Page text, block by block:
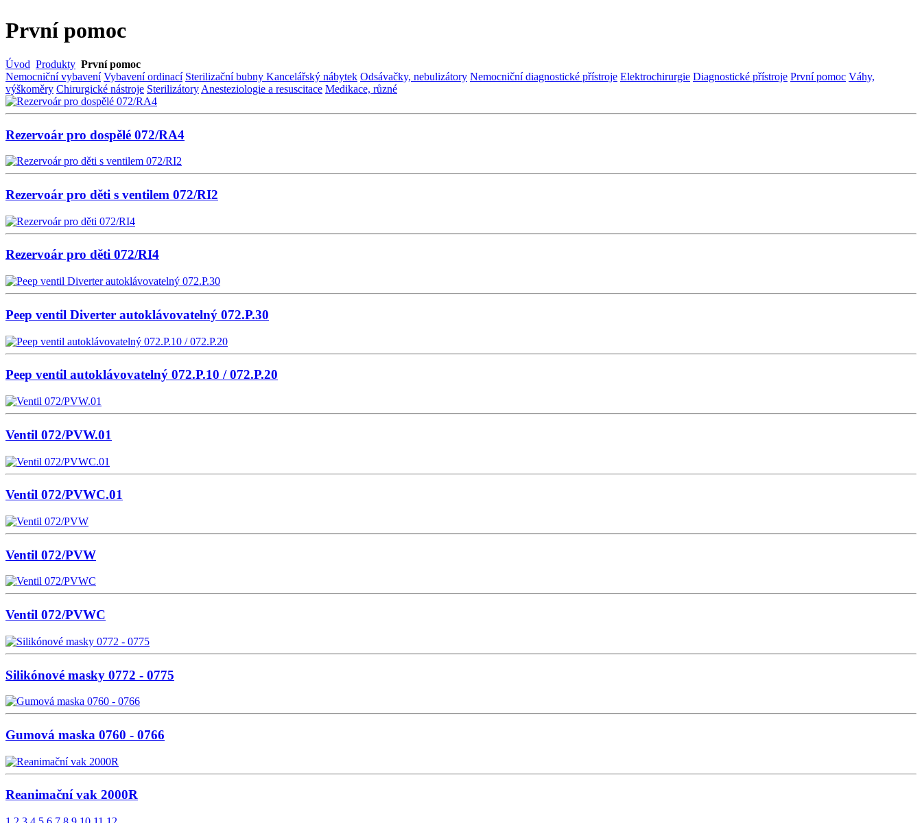
První pomoc
Úvod Produkty První pomoc
Nemocniční vybavení Vybavení ordinací Sterilizační bubny Kancelářský nábytek Odsávačky, nebulizátory Nemocniční diagnostické přístroje Elektrochirurgie Diagnostické přístroje První pomoc Váhy,
výškoměry Chirurgické nástroje Sterilizátory Anesteziologie a resuscitace Medikace, různé
Rezervoár pro dospělé 072/RA4
Rezervoár pro děti s ventilem 072/RI2
Rezervoár pro děti 072/RI4
Peep ventil Diverter autoklávovatelný 072.P.30
Peep ventil autoklávovatelný 072.P.10 / 072.P.20
Ventil 072/PVW.01
Ventil 072/PVWC.01
Ventil 072/PVW
Ventil 072/PVWC
Silikónové masky 0772 - 0775
Gumová maska 0760 - 0766
Reanimační vak 2000R